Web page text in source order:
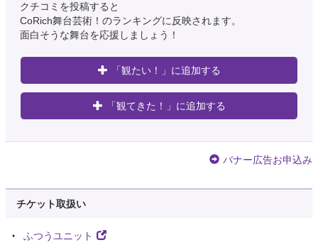
クチコミを投稿すると
CoRich舞台芸術！のランキングに反映されます。
面白そうな舞台を応援しましょう！
「観たい！」に追加する
「観てきた！」に追加する
バナー広告お申込み
チケット取扱い
ふつうユニット